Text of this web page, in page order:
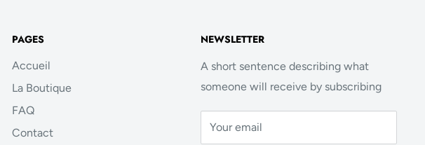
PAGES
Accueil
La Boutique
FAQ
Contact
NEWSLETTER
A short sentence describing what
someone will receive by subscribing
Your email